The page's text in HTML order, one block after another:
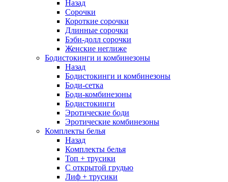
Назад
Сорочки
Короткие сорочки
Длинные сорочки
Бэби-долл сорочки
Женские неглиже
Бодистокинги и комбинезоны
Назад
Бодистокинги и комбинезоны
Боди-сетка
Боди-комбинезоны
Бодистокинги
Эротические боди
Эротические комбинезоны
Комплекты белья
Назад
Комплекты белья
Топ + трусики
С открытой грудью
Лиф + трусики